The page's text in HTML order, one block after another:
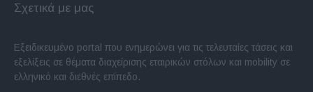
Σχετικά με μας
Εξειδικευμένο portal που ενημερώνει για τις τελευταίες τάσεις και
εξελίξεις σε θέματα διαχείρισης εταιρικών στόλων και mobility σε
ελληνικό και διεθνές επίπεδο.